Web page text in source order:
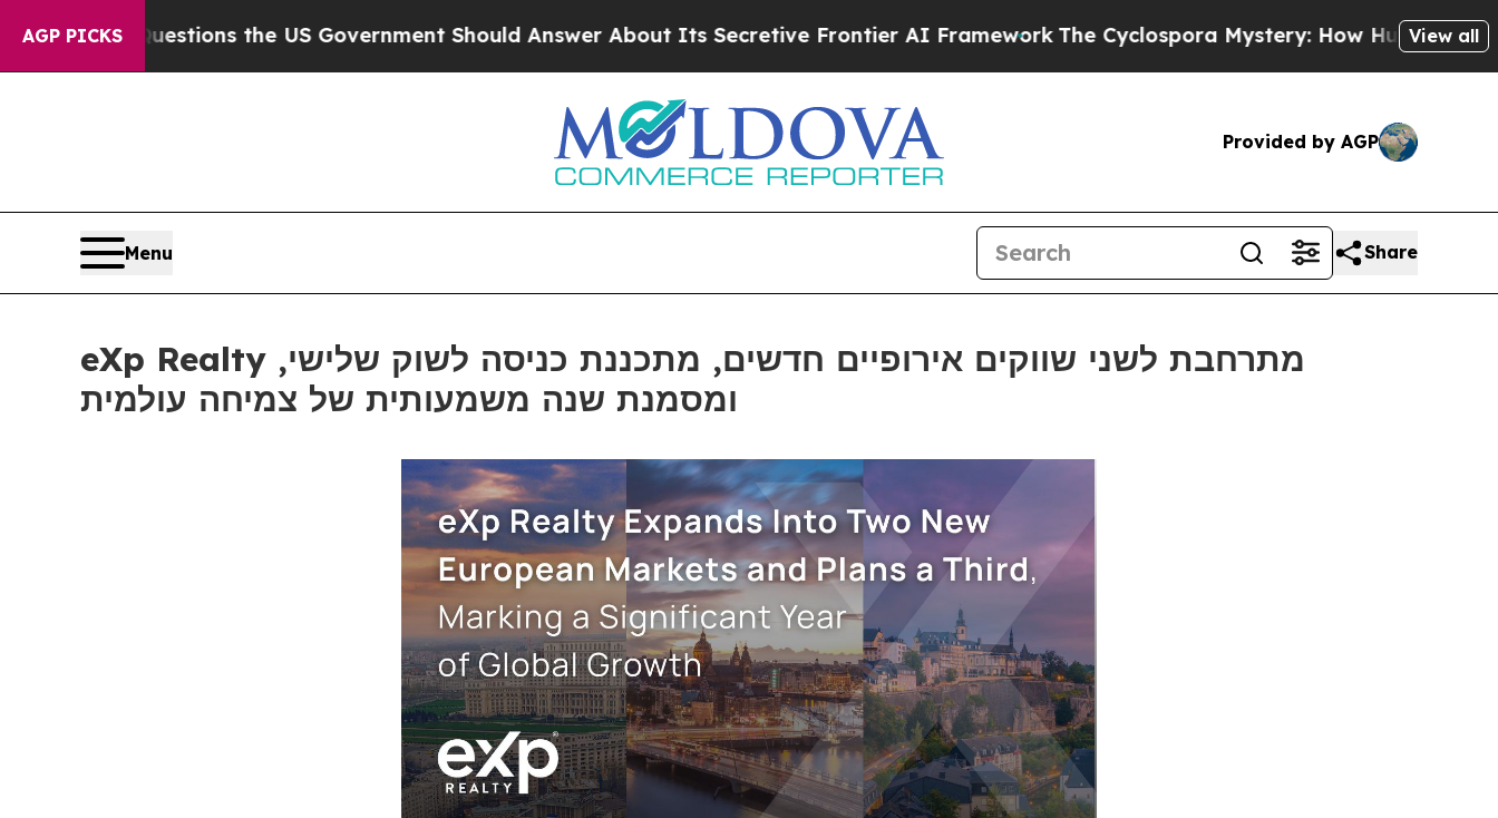
AGP PICKS
Questions the US Government Should Answer About Its Secretive Frontier AI Framework The Cyclospora Mystery: How Human Poop Got on
View all
Provided by AGP
Menu Share
eXp Realty מתרחבת לשני שווקים אירופיים חדשים, מתכננת כניסה לשוק שלישי,
ומסמנת שנה משמעותית של צמיחה עולמית